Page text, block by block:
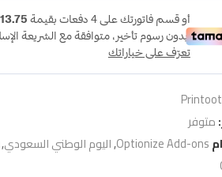
Printoot
متوفر
Optionize Add-ons
,اليوم الوطني السعودي,